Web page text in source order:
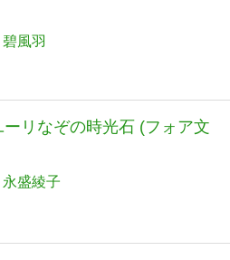
碧風羽
ーリなぞの時光石 (フォア文
永盛綾子